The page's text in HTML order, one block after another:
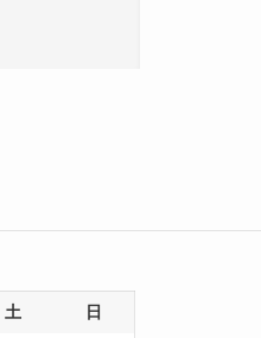
土 日